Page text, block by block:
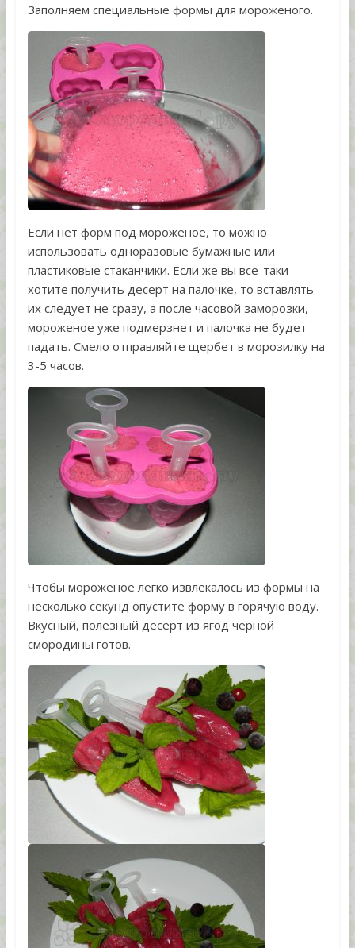
Заполняем специальные формы для мороженого.
Если нет форм под мороженое, то можно
использовать одноразовые бумажные или
пластиковые стаканчики. Если же вы все-таки
хотите получить десерт на палочке, то вставлять
их следует не сразу, а после часовой заморозки,
мороженое уже подмерзнет и палочка не будет
падать. Смело отправляйте щербет в морозилку на
3-5 часов.
Чтобы мороженое легко извлекалось из формы на
несколько секунд опустите форму в горячую воду.
Вкусный, полезный десерт из ягод черной
смородины готов.